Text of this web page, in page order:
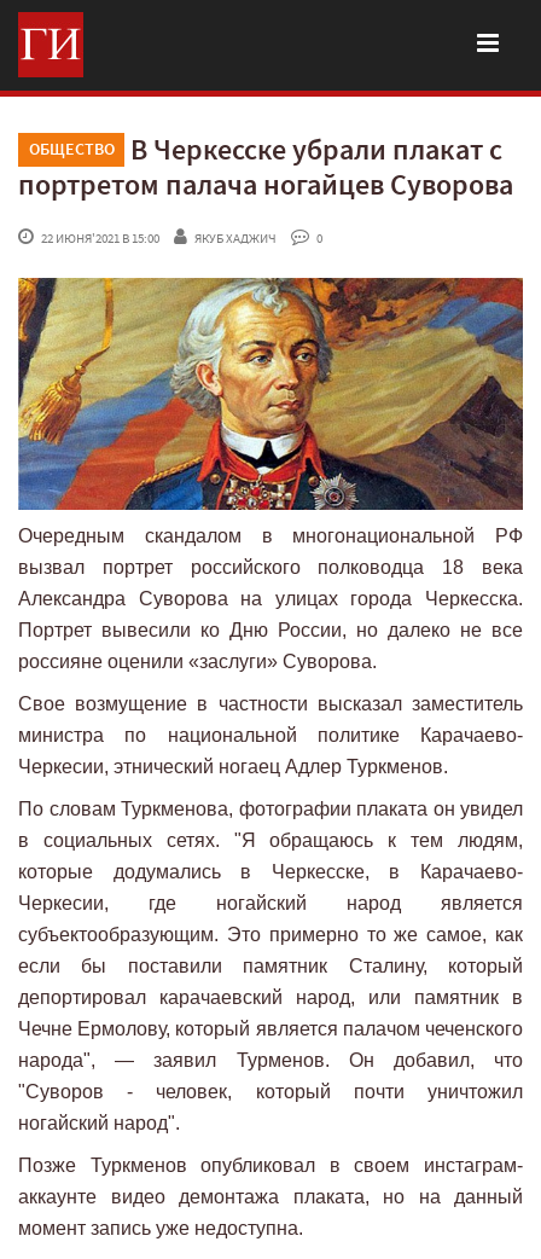
ОБЩЕСТВО
В Черкесске убрали плакат с
портретом палача ногайцев Суворова
22 ИЮНЯ'2021 В 15:00 ЯКУБ ХАДЖИЧ 0
Очередным скандалом в многонациональной РФ
вызвал портрет российского полководца 18 века
Александра Суворова на улицах города Черкесска.
Портрет вывесили ко Дню России, но далеко не все
россияне оценили «заслуги» Суворова.
Свое возмущение в частности высказал заместитель
министра по национальной политике Карачаево-
Черкесии, этнический ногаец Адлер Туркменов.
По словам Туркменова, фотографии плаката он увидел
в социальных сетях. "Я обращаюсь к тем людям,
которые додумались в Черкесске, в Карачаево-
Черкесии, где ногайский народ является
субъектообразующим. Это примерно то же самое, как
если бы поставили памятник Сталину, который
депортировал карачаевский народ, или памятник в
Чечне Ермолову, который является палачом чеченского
народа", — заявил Турменов. Он добавил, что
"Суворов - человек, который почти уничтожил
ногайский народ".
Позже Туркменов опубликовал в своем инстаграм-
аккаунте видео демонтажа плаката, но на данный
момент запись уже недоступна.